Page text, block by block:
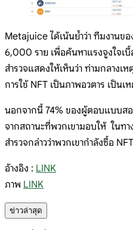
Metajuice ได้เน้นย้ำว่า ทีมงานขอ
6,000 ราย เพื่อค้นหาแรงจูงใจเ
สำรวจแสดงให้เห็นว่า ท่ามกลาง
การใช้ NFT เป็นภาพอวตาร เป็น
นอกจากนี้ 74% ของผู้ตอบแบบสอ
จากสถานะที่พวกเขามอบให้ ในท
สำรวจกล่าวว่าพวกเขากำลังซื้อ
อ้างอิง : LINK
ภาพ LINK
ข่าวล่าสุด